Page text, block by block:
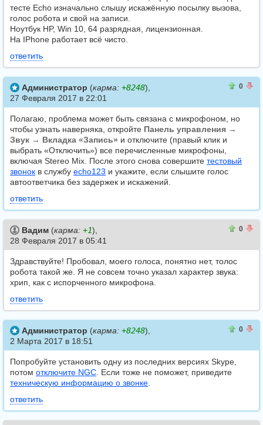
тесте Echo изначально слышу искажённую посылку вызова,
голос робота и свой на записи.
Ноутбук HP, Win 10, 64 разрядная, лицензионная.
На IPhone работает всё чисто.
ответить
0
Администратор (карма: +8248),
27 Февраля 2017 в 22:01
Полагаю, проблема может быть связана с микрофоном, но
чтобы узнать наверняка, откройте Панель управления →
Звук → Вкладка «Запись» и отключите (правый клик и
выбрать «Отключить») все перечисленные микрофоны,
включая Stereo Mix. После этого снова совершите тестовый
звонок в службу echo123 и укажите, если слышите голос
автоответчика без задержек и искажений.
ответить
0
Вадим (карма: +1),
28 Февраля 2017 в 05:41
Здравствуйте! Пробовал, моего голоса, понятно нет, толос
робота такой же. Я не совсем точно указал характер звука:
хрип, как с испорченного микрофона.
ответить
0
Администратор (карма: +8248),
2 Марта 2017 в 18:51
Попробуйте установить одну из последних версиях Skype,
потом отключите NGC. Если тоже не поможет, приведите
техническую информацию о звонке.
ответить